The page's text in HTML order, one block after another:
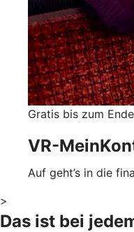
Gratis bis zum
VR-
Auf geht’s in die
>
Das ist bei